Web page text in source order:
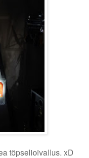
töpselioivallus. xD